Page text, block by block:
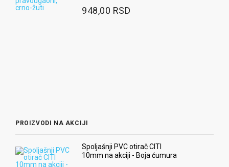
948,00 RSD
PROIZVODI NA AKCIJI
Spoljašnji PVC otirač CITI
10mm na akciji - Boja ćumura